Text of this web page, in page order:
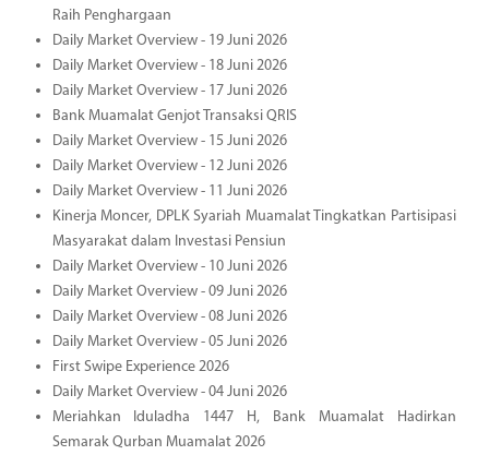
Raih Penghargaan
Daily Market Overview - 19 Juni 2026
Daily Market Overview - 18 Juni 2026
Daily Market Overview - 17 Juni 2026
Bank Muamalat Genjot Transaksi QRIS
Daily Market Overview - 15 Juni 2026
Daily Market Overview - 12 Juni 2026
Daily Market Overview - 11 Juni 2026
Kinerja Moncer, DPLK Syariah Muamalat Tingkatkan Partisipasi
Masyarakat dalam Investasi Pensiun
Daily Market Overview - 10 Juni 2026
Daily Market Overview - 09 Juni 2026
Daily Market Overview - 08 Juni 2026
Daily Market Overview - 05 Juni 2026
First Swipe Experience 2026
Daily Market Overview - 04 Juni 2026
Meriahkan Iduladha 1447 H, Bank Muamalat Hadirkan
Semarak Qurban Muamalat 2026